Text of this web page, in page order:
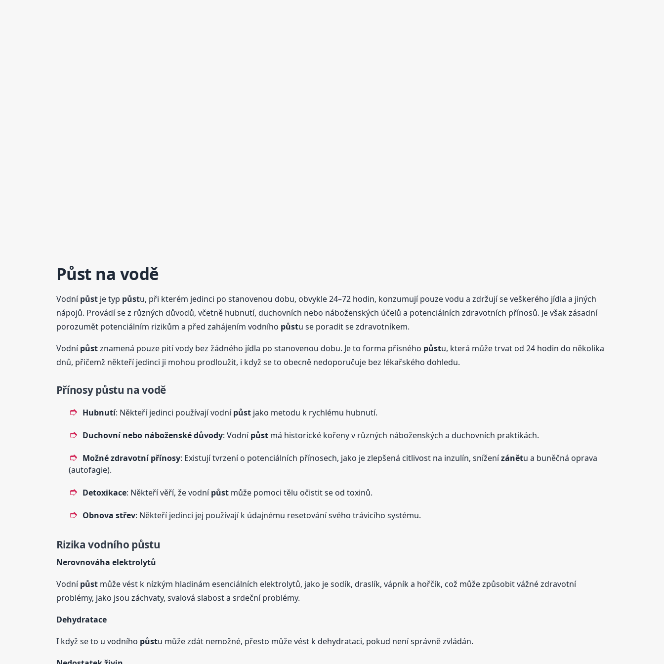
Půstna vodě
Vodnípůstje typ půstu, při kterém jedinci po stanovenou dobu, obvykle 24–72 hodin, konzumují pouze vodu a zdržují se veškerého jídla a jiných
nápojů. Provádí se z různých důvodů, včetně hubnutí, duchovních nebo náboženských účelů a potenciálních zdravotních přínosů. Je však zásadní
porozumět potenciálním rizikům a před zahájením vodního půstu se poradit se zdravotníkem.
Vodnípůstznamená pouze pití vody bez žádného jídla po stanovenou dobu. Je to forma přísného půstu, která může trvat od 24 hodin do několika
dnů, přičemž někteří jedinci ji mohou prodloužit, i když se to obecně nedoporučuje bez lékařského dohledu.
Přínosypůstu na vodě
Hubnutí: Někteří jedinci používají vodnípůstjako metodu k rychlému hubnutí.
Duchovní nebo náboženské důvody: Vodnípůstmá historické kořeny v různých náboženských a duchovních praktikách.
Možné zdravotní přínosy: Existují tvrzení o potenciálních přínosech, jako je zlepšená citlivost na inzulín, sníženízánětu a buněčná oprava
(autofagie).
Detoxikace: Někteří věří, že vodnípůstmůže pomoci tělu očistit se od toxinů.
Obnova střev: Někteří jedinci jej používají k údajnému resetování svého trávicího systému.
Rizika vodního půstu
Nerovnováha elektrolytů
Vodnípůstmůže vést k nízkým hladinám esenciálních elektrolytů, jako je sodík, draslík, vápník a hořčík, což může způsobit vážné zdravotní
problémy, jako jsou záchvaty, svalová slabost a srdeční problémy.
Dehydratace
I když se to u vodního půstu může zdát nemožné, přesto může vést k dehydrataci, pokud není správně zvládán.